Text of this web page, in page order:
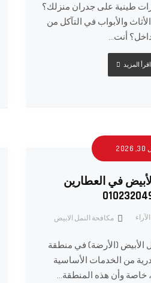
طينية على جدران منزلك؟
والأبواب في التآكل من
أنت...
اقرأ المزيد
في العطارين
مكافحة النمل الابيض الآراء
الأبيض (الأرضة) في منطقة
من الخدمات الأساسية
خاصة وأن هذه المنطقة...